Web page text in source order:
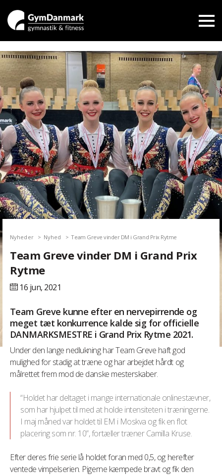
Nyheder Nyhed Team Greve vinder DM i Grand Prix Rytme
Team Greve vinder DM i Grand Prix
Rytme
16 jun, 2021
Team Greve kunne efter en nervepirrende og
meget tæt konkurrence kalde sig for officielle
DANMARKSMESTRE i Grand Prix Rytme 2021.
Under den lange nedlukning har Team Greve haft god
mulighed for stadig at træne og har arbejdet hårdt og
målrettet frem mod de danske mesterskaber.
“Holdet har deltaget i mange internationale onlinestævner,
som har hjulpet til med at holde intensiteten i træningerne.
I maj måned var holdet til EM i Moskva og fik en flot
placering som nr. 10”, fortæller træner Camilla Kruse.
Efter deres frie serie lå holdet foran med 0,5, og herefter
ventede vimpelserien. Pigerne kæmpede bravt og fik den